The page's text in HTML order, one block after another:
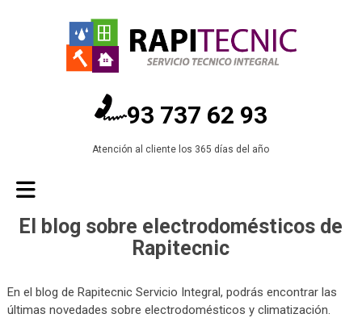
93 737 62 93
Atención al cliente los 365 días del año
El blog sobre electrodomésticos de
Rapitecnic
En el blog de Rapitecnic Servicio Integral, podrás encontrar las
últimas novedades sobre electrodomésticos y climatización.